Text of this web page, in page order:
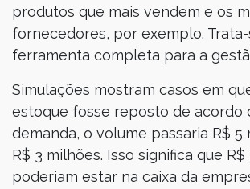
produtos que mais vendem e os
fornecedores, por exemplo.
ferramenta completa para a
Simulações mostram casos em
estoque fosse reposto de acordo
demanda, o volume passaria R$ 5
R$ 3 milhões. Isso significa que R$
poderiam estar na caixa da